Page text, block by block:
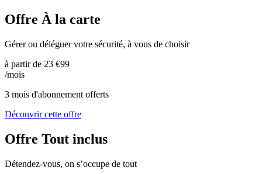
Offre À la carte
Gérer ou déléguer votre sécurité, à vous de choisir
à partir de 23 €99
/mois
3 mois d'abonnement offerts
Découvrir cette offre
Offre Tout inclus
Détendez-vous, on s’occupe de tout